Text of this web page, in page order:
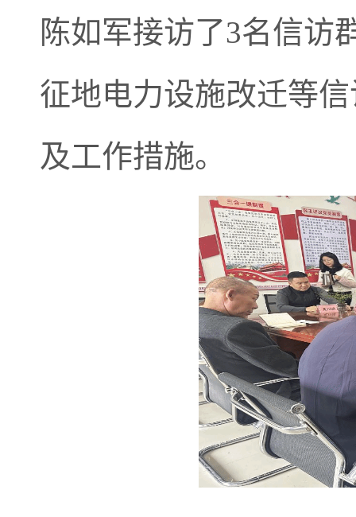
陈如军接访了3名信访
征地电力设施改迁等
及工作措施。